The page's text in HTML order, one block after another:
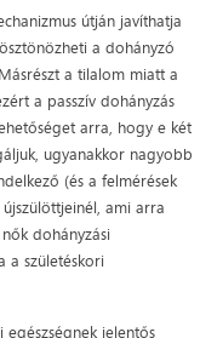
útján javíthatja
a dohányzó
a tilalom miatt a
a passzív dohányzás
arra, hogy e két
ugyanakkor nagyobb
(és a felmérések
ami arra
dohányzási
a születéskori
jelentős